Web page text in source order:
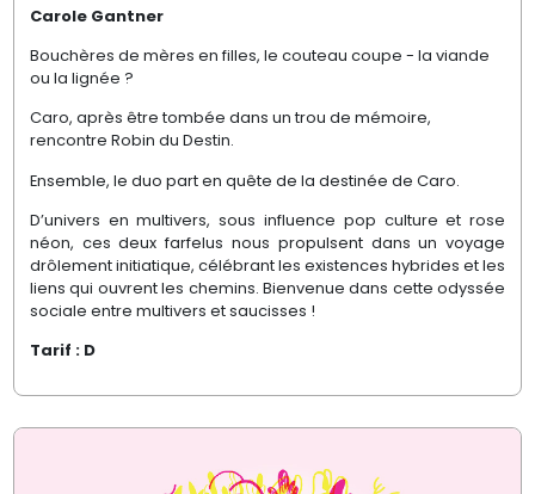
Carole Gantner
Bouchères de mères en filles, le couteau coupe - la viande
ou la lignée ?
Caro, après être tombée dans un trou de mémoire,
rencontre Robin du Destin.
Ensemble, le duo part en quête de la destinée de Caro.
D’univers en multivers, sous influence pop culture et rose
néon, ces deux farfelus nous propulsent dans un voyage
drôlement initiatique, célébrant les existences hybrides et les
liens qui ouvrent les chemins. Bienvenue dans cette odyssée
sociale entre multivers et saucisses !
Tarif : D